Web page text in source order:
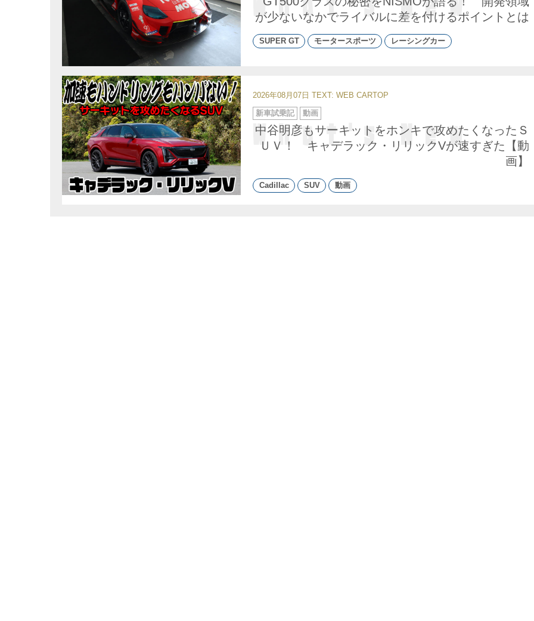
が少ないなかでライバルに差を付けるポイントとは
SUPER GT モータースポーツ レーシングカー
2026年08月07日 TEXT: WEB CARTOP
中谷明彦もサーキットをホンキで攻めたくなったＳ
ＵＶ！ キャデラック・リリックVが速すぎた【動
画】
カ
テ
ゴ
リ
ー
新車試乗記 動画
Cadillac SUV 動画